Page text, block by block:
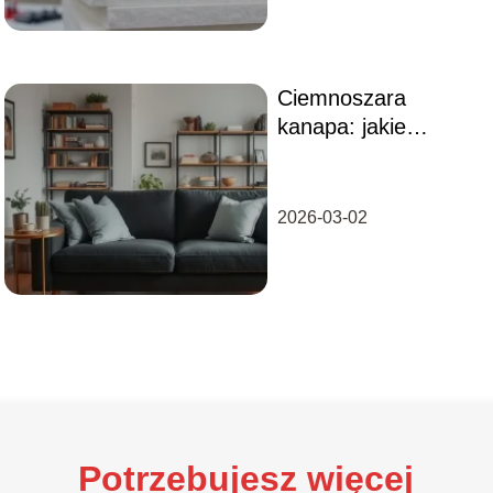
Ciemnoszara
kanapa: jakie
wnętrza?
2026-03-02
Potrzebujesz więcej